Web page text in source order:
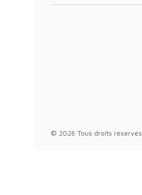
© 2026 Tous droits réservés.